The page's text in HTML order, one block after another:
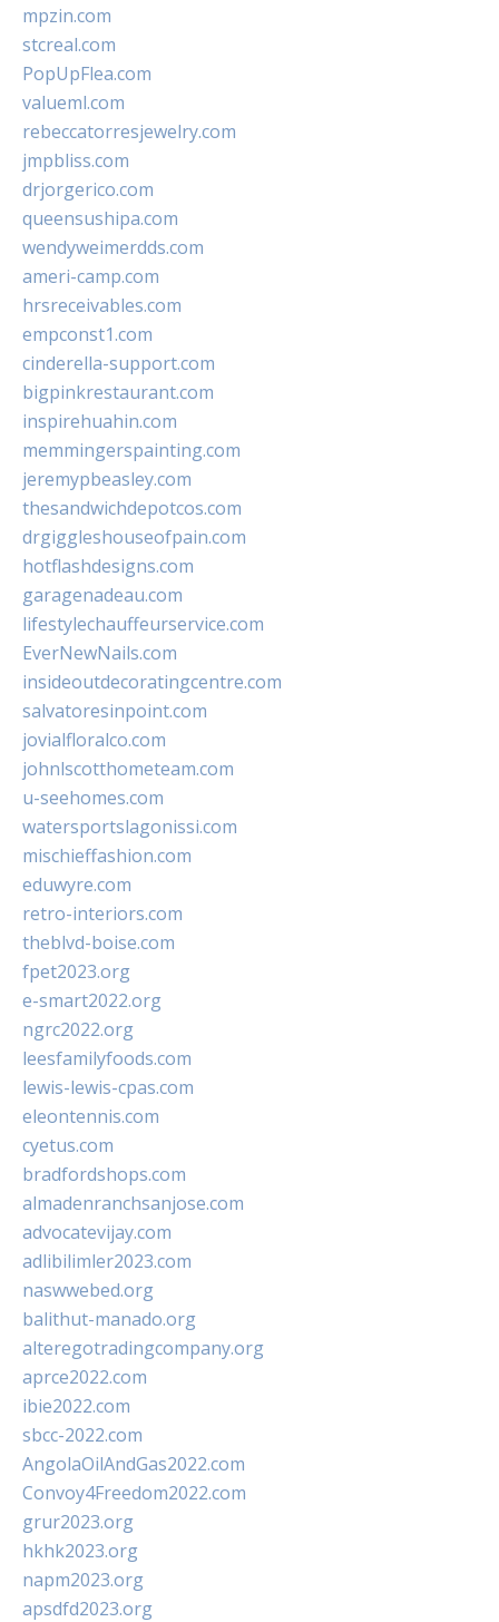
mpzin.com
stcreal.com
PopUpFlea.com
valueml.com
rebeccatorresjewelry.com
jmpbliss.com
drjorgerico.com
queensushipa.com
wendyweimerdds.com
ameri-camp.com
hrsreceivables.com
empconst1.com
cinderella-support.com
bigpinkrestaurant.com
inspirehuahin.com
memmingerspainting.com
jeremypbeasley.com
thesandwichdepotcos.com
drgiggleshouseofpain.com
hotflashdesigns.com
garagenadeau.com
lifestylechauffeurservice.com
EverNewNails.com
insideoutdecoratingcentre.com
salvatoresinpoint.com
jovialfloralco.com
johnlscotthometeam.com
u-seehomes.com
watersportslagonissi.com
mischieffashion.com
eduwyre.com
retro-interiors.com
theblvd-boise.com
fpet2023.org
e-smart2022.org
ngrc2022.org
leesfamilyfoods.com
lewis-lewis-cpas.com
eleontennis.com
cyetus.com
bradfordshops.com
almadenranchsanjose.com
advocatevijay.com
adlibilimler2023.com
naswwebed.org
balithut-manado.org
alteregotradingcompany.org
aprce2022.com
ibie2022.com
sbcc-2022.com
AngolaOilAndGas2022.com
Convoy4Freedom2022.com
grur2023.org
hkhk2023.org
napm2023.org
apsdfd2023.org